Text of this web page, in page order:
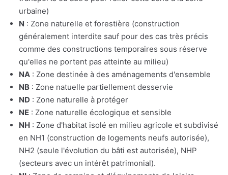
urbaine)
N : Zone naturelle et forestière (construction
généralement interdite sauf pour des cas très précis
comme des constructions temporaires sous réserve
qu'elles ne portent pas atteinte au milieu)
NA : Zone destinée à des aménagements d'ensemble
NB : Zone natuelle partiellement desservie
ND : Zone naturelle à protéger
NE : Zone naturelle écologique et sensible
NH : Zone d'habitat isolé en milieu agricole et subdivisé
en NH1 (construction de logements neufs autorisée),
NH2 (seule l'évolution du bâti est autorisée), NHP
(secteurs avec un intérêt patrimonial).